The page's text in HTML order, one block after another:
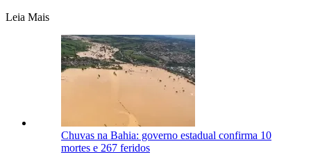
Leia Mais
Chuvas na Bahia: governo estadual confirma 10
mortes e 267 feridos